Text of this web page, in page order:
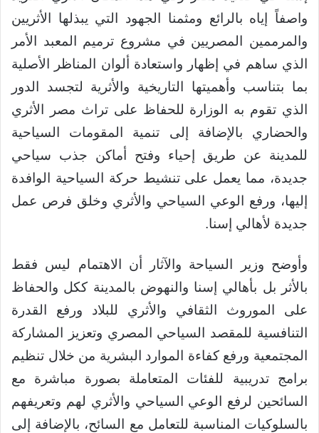
واصفاً إياه بالرائع ومثمنا الجهود التي يبذلها الأثريين
والمرممين المصريين في مشروع ترميم المعبد الأمر
الذي ساهم في إظهار واستعادة ألوان المناظر الأصلية
بما بتناسب وأهميتها التاريخية والأثرية لتجسد الدور
الذي تقوم به الوزارة للحفاظ على تراث مصر الأثري
والحضاري بالإضافة إلى تنمية المقومات السياحية
للمدينة عن طريق إحياء وفتح أماكن جذب سياحي
جديدة، مما يعمل على تنشيط حركة السياحية الوافدة
إليها، ورفع الوعي السياحي والأثري وخلق فرص عمل
جديدة لأهالي إسنا.
وأوضح وزير السياحة والآثار أن الاهتمام ليس فقط
بالأثر بل بأهالي إسنا والنهوض بالمدينة ككل والحفاظ
على الموروث الثقافي والأثري للبلاد ورفع القدرة
التنافسية للمقصد السياحي المصري وتعزيز المشاركة
المجتمعية ورفع كفاءة الموارد البشرية من خلال تنظيم
برامج تدريبية للفئات المتعاملة بصورة مباشرة مع
السائحين لرفع الوعي السياحي والأثري لهم وتعريفهم
بالسلوكيات المناسبة للتعامل مع السائح، بالإضافة إلى